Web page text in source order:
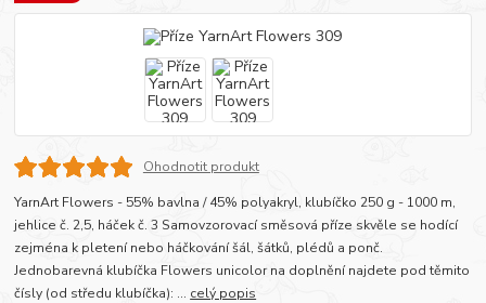
Ohodnotit produkt
YarnArt Flowers - 55% bavlna / 45% polyakryl, klubíčko 250 g - 1000 m,
jehlice č. 2,5, háček č. 3 Samovzorovací směsová příze skvěle se hodící
zejména k pletení nebo háčkování šál, šátků, plédů a ponč.
Jednobarevná klubíčka Flowers unicolor na doplnění najdete pod těmito
čísly (od středu klubíčka): ... celý popis